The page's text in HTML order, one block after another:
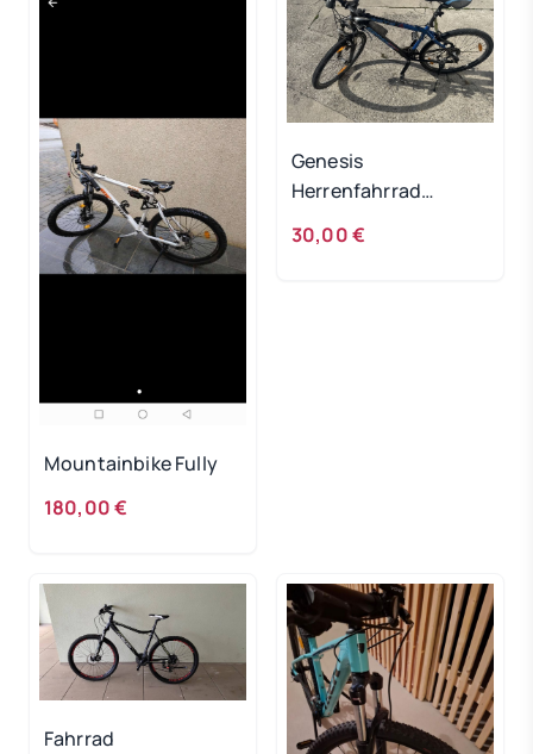
Mountainbike Fully
180,00 €
Genesis
Herrenfahrrad
30,00 €
Fahrrad